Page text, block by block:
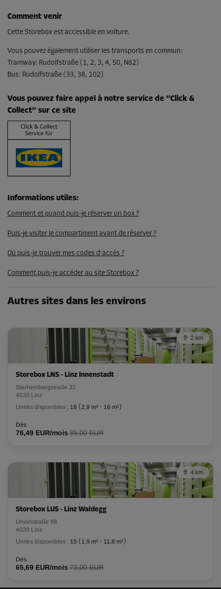
76,00 EUR/mois
68,39 EUR/mois
Comment venir
Cette Storebox est accessible en voiture.
Vous pouvez également utiliser les transports en commun:
Tramway: Rudolfstraße (1, 2, 3, 4, 50, N82)
Bus: Rudolfstraße (33, 38, 102)
Vous pouvez faire appel à notre service de "Click &
Collect" sur ce site
Informations utiles:
Comment et quand puis-je réserver un box ?
Puis-je visiter le compartiment avant de réserver ?
Où puis-je trouver mes codes d'accès ?
Comment puis-je accéder au site Storebox ?
Autres sites dans les environs
2 km
Storebox LNS - Linz Innenstadt
Starhembergstraße 32
4020 Linz
Unités disponibles : 18 ( 2,9 m² - 16 m²)
Dès
76,49 EUR/mois 85,00 EUR
4 km
Storebox LUS - Linz Waldegg
Unionstraße 98
4020 Linz
Unités disponibles : 15 ( 1,9 m² - 11,8 m²)
Dès
65,69 EUR/mois 73,00 EUR